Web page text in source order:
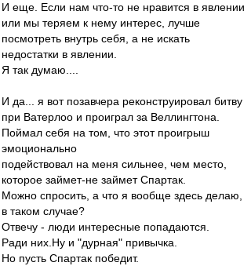
И еще. Если нам что-то не нравится в явлении
или мы теряем к нему интерес, лучше
посмотреть внутрь себя, а не искать
недостатки в явлении.
Я так думаю....
И да... я вот позавчера реконструировал битву
при Ватерлоо и проиграл за Веллингтона.
Поймал себя на том, что этот проигрыш
эмоционально
подействовал на меня сильнее, чем место,
которое займет-не займет Спартак.
Можно спросить, а что я вообще здесь делаю,
в таком случае?
Отвечу - люди интересные попадаются.
Ради них.Ну и "дурная" привычка.
Но пусть Спартак победит.